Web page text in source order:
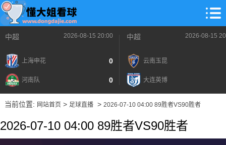
中超 2026-08-15 20:00
上海申花 0
河南队 0
中超 2026-08-15
云南玉昆
大连英博
当前位置: 网站首页> 足球直播> 2026-07-10 04:00 89胜者VS90胜者
2026-07-10 04:00 89胜者VS90胜者